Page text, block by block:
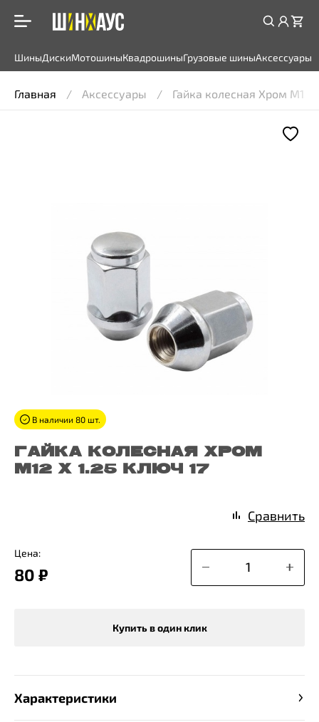
ШиныДискиМотошиныКвадрошиныГрузовые шиныАксессуары
Главная Аксессуары Гайка колесная Хром M12
ГАЙКА КОЛЕСНАЯ ХРОМ
M12 X 1.25 КЛЮЧ 17
В наличии 80 шт.
Цена:
80 ₽
Купить в один клик
Сравнить
Характеристики